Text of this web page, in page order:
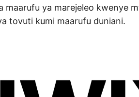
maarufu ya marejeleo kwenye
tovuti kumi maarufu duniani.